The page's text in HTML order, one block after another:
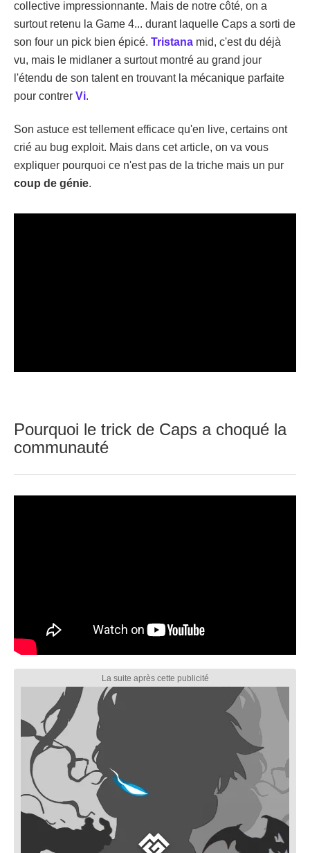
collective impressionnante. Mais de notre côté, on a
surtout retenu la Game 4... durant laquelle Caps a sorti de
son four un pick bien épicé. Tristana mid, c'est du déjà
vu, mais le midlaner a surtout montré au grand jour
l'étendu de son talent en trouvant la mécanique parfaite
pour contrer Vi.
Son astuce est tellement efficace qu'en live, certains ont
crié au bug exploit. Mais dans cet article, on va vous
expliquer pourquoi ce n'est pas de la triche mais un pur
coup de génie.
Pourquoi le trick de Caps a choqué la
communauté